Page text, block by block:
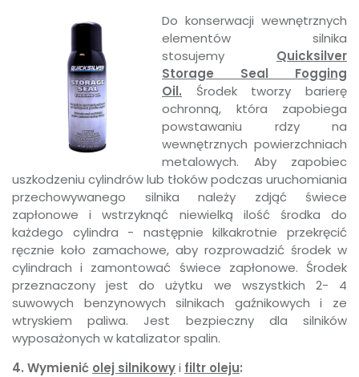
Do konserwacji wewnętrznych
elementów silnika
stosujemy Quicksilver
Storage Seal Fogging
Oil. Środek tworzy barierę
ochronną, która zapobiega
powstawaniu rdzy na
wewnętrznych powierzchniach
metalowych. Aby zapobiec
uszkodzeniu cylindrów lub tłoków podczas uruchomiania
przechowywanego silnika należy zdjąć świece
zapłonowe i wstrzyknąć niewielką ilość środka do
każdego cylindra - następnie kilkakrotnie przekręcić
ręcznie koło zamachowe, aby rozprowadzić środek w
cylindrach i zamontować świece zapłonowe. Środek
przeznaczony jest do użytku we wszystkich 2- 4
suwowych benzynowych silnikach gaźnikowych i ze
wtryskiem paliwa. Jest bezpieczny dla silników
wyposażonych w katalizator spalin.
4. Wymienić olej silnikowyi filtr oleju: